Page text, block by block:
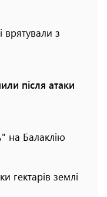
з
після атаки
на Балаклію
гектарів землі